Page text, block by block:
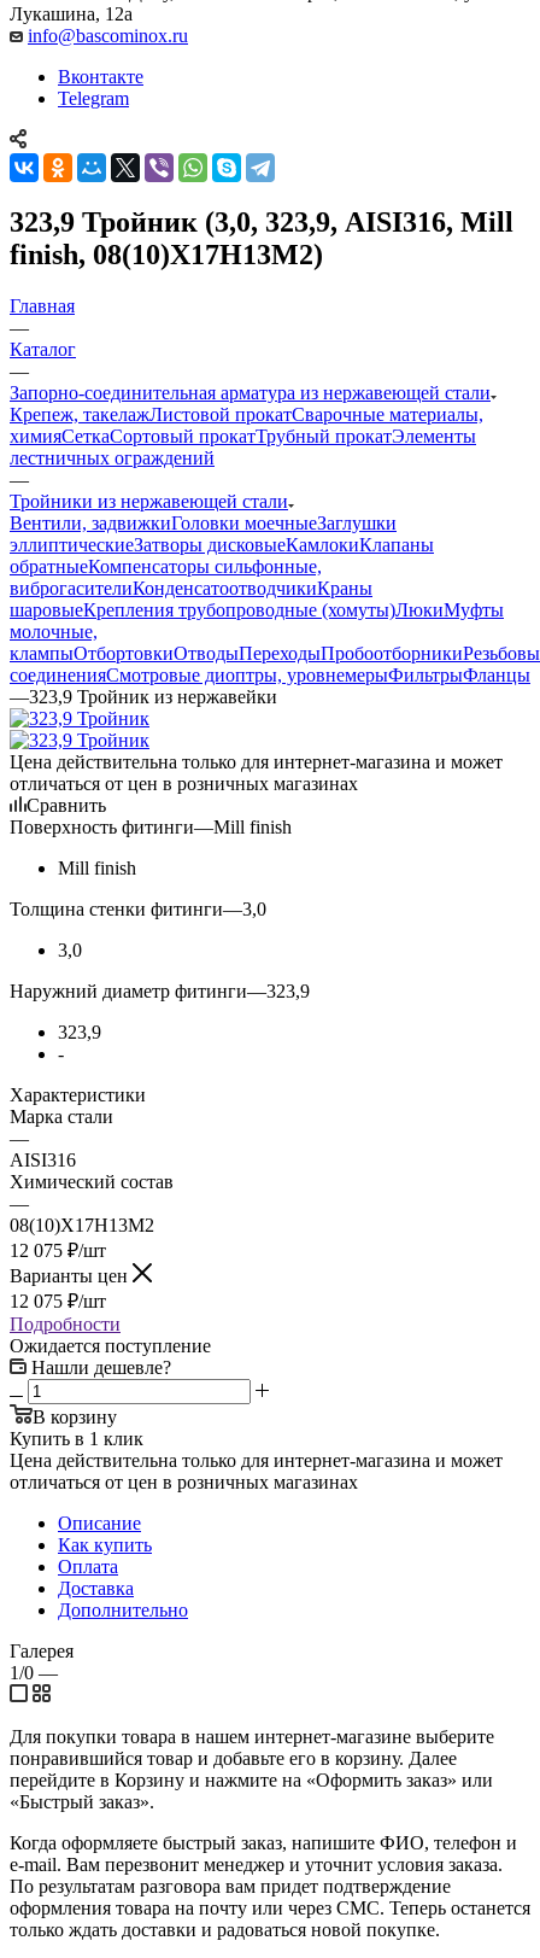
Лукашина, 12а
info@bascominox.ru
Вконтакте
Telegram
323,9 Тройник (3,0, 323,9, AISI316, Mill
finish, 08(10)Х17Н13М2)
Главная
—
Каталог
—
Запорно-соединительная арматура из нержавеющей стали
Крепеж, такелажЛистовой прокатСварочные материалы,
химияСеткаСортовый прокатТрубный прокатЭлементы
лестничных ограждений
—
Тройники из нержавеющей стали
Вентили, задвижкиГоловки моечныеЗаглушки
эллиптическиеЗатворы дисковыеКамлокиКлапаны
обратныеКомпенсаторы сильфонные,
виброгасителиКонденсатоотводчикиКраны
шаровыеКрепления трубопроводные (хомуты)ЛюкиМуфты
молочные,
клампыОтбортовкиОтводыПереходыПробоотборники
соединенияСмотровые диоптры, уровнемерыФильтрыФланцы
—323,9 Тройник из нержавейки
Цена действительна только для интернет-магазина и может
отличаться от цен в розничных магазинах
Сравнить
Поверхность фитинги—Mill finish
Mill finish
Толщина стенки фитинги—3,0
3,0
Наружний диаметр фитинги—323,9
323,9
-
Характеристики
Марка стали
—
AISI316
Химический состав
—
08(10)Х17Н13М2
12 075 ₽/шт
Варианты цен
12 075 ₽/шт
Подробности
Ожидается поступление
Нашли дешевле?
В корзину
Купить в 1 клик
Цена действительна только для интернет-магазина и может
отличаться от цен в розничных магазинах
Описание
Как купить
Оплата
Доставка
Дополнительно
Галерея
1/0 —
Для покупки товара в нашем интернет-магазине выберите
понравившийся товар и добавьте его в корзину. Далее
перейдите в Корзину и нажмите на «Оформить заказ» или
«Быстрый заказ».
Когда оформляете быстрый заказ, напишите ФИО, телефон и
e-mail. Вам перезвонит менеджер и уточнит условия заказа.
По результатам разговора вам придет подтверждение
оформления товара на почту или через СМС. Теперь останется
только ждать доставки и радоваться новой покупке.